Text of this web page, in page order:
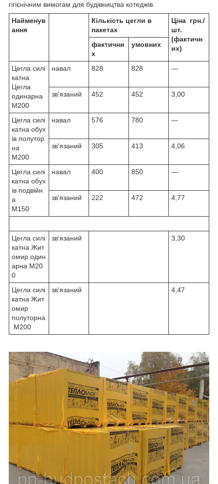
гігієнічним вимогам для будівництва котеджів.
Найменув
ання
Кількість цегли в
пакетах
Ціна грн./
шт.
(фактичн
их)
фактични
х
умовних
Цегла силі
катна
Цегла
одинарна
М200
навал 828 828 —
зв'язаний 452 452 3,00
Цегла силі
катна обух
ів полутор
на
М200
навал 576 780 —
зв'язаний 305 413 4,06
Цегла силі
катна обух
ів подвійн
а
М150
навал 400 850 —
зв'язаний 222 472 4,77
Цегла силі
катна Жит
омир один
арна М20
0
зв'язаний 3,30
Цегла силі
катна Жит
омир
полуторна
М200
зв'язаний 4,47